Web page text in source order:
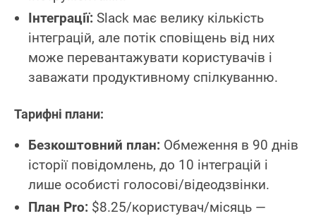
Інтеграції: Slack має велику кількість
інтеграцій, але потік сповіщень від них
може перевантажувати користувачів і
заважати продуктивному спілкуванню.
Тарифні плани:
Безкоштовний план: Обмеження в 90 днів
історії повідомлень, до 10 інтеграцій і
лише особисті голосові/відеодзвінки.
План Pro: $8.25/користувач/місяць —